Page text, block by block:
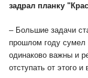
задрал планку
– Большие задачи
прошлом году сумел
одинаково важны и
отступать от этого и